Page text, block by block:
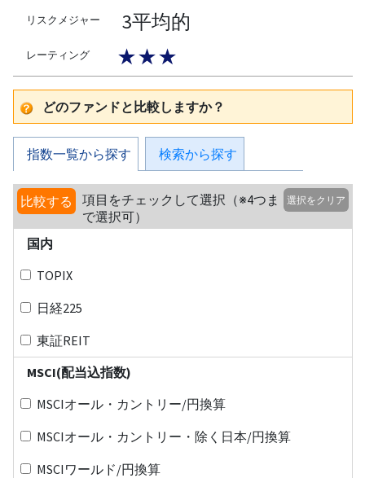
リスクメジャー 3平均的
レーティング ★★★
どのファンドと比較しますか？
指数一覧から探す 検索から探す
比較する
項目をチェックして選択（※4つま
で選択可）
選択をクリア
国内
TOPIX
日経225
東証REIT
MSCI(配当込指数)
MSCIオール・カントリー/円換算
MSCIオール・カントリー・除く日本/円換算
MSCIワールド/円換算